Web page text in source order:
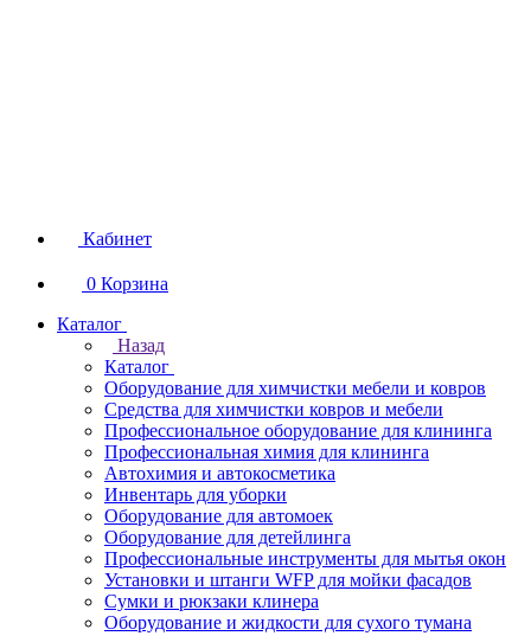
Кабинет
0 Корзина
Каталог
Назад
Каталог
Оборудование для химчистки мебели и ковров
Средства для химчистки ковров и мебели
Профессиональное оборудование для клининга
Профессиональная химия для клининга
Автохимия и автокосметика
Инвентарь для уборки
Оборудование для автомоек
Оборудование для детейлинга
Профессиональные инструменты для мытья окон
Установки и штанги WFP для мойки фасадов
Сумки и рюкзаки клинера
Оборудование и жидкости для сухого тумана